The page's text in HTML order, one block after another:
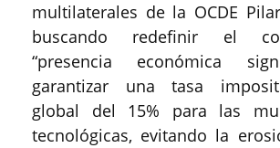
multilaterales de la OCDE
buscando redefinir el
“presencia económica
garantizar una tasa
global del 15% para las
tecnológicas, evitando la